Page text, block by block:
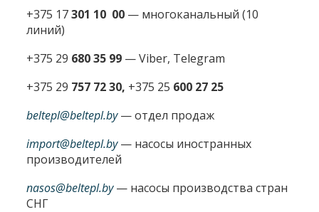
+375 17301 10 00 — многоканальный (10
линий)
+375 29 680 35 99 — Viber, Telegram
+375 29 757 72 30, +375 25 600 27 25
beltepl@beltepl.by— отдел продаж
import@beltepl.by— насосы иностранных
производителей
nasos@beltepl.by— насосы производства стран
СНГ